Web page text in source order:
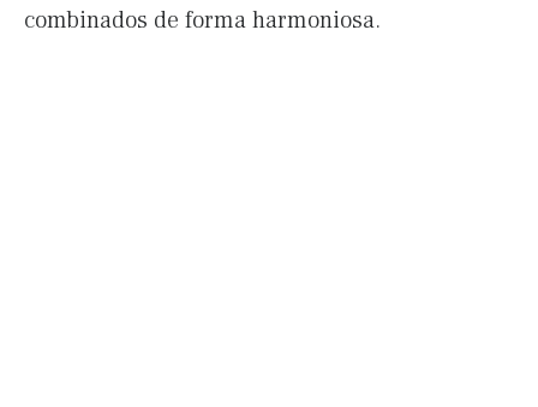
combinados de forma harmoniosa.